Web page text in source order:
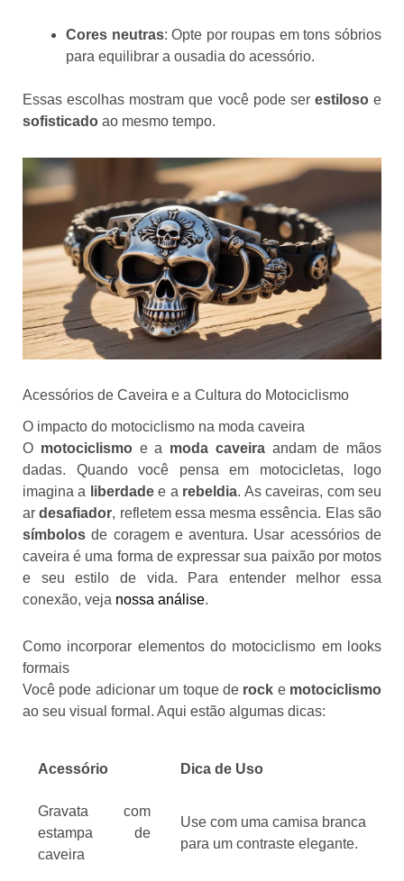
Cores neutras: Opte por roupas em tons sóbrios
para equilibrar a ousadia do acessório.
Essas escolhas mostram que você pode ser estilosoe
sofisticado ao mesmo tempo.
Acessórios de Caveira e a Cultura do Motociclismo
O impacto do motociclismo na moda caveira
O motociclismoe a moda caveiraandam de mãos
dadas. Quando você pensa em motocicletas, logo
imagina a
liberdadee a rebeldia. As caveiras, com seu
ardesafiador, refletem essa mesma essência. Elas são
símbolos de coragem e aventura. Usar acessórios de
caveira é uma forma de expressar sua paixão por motos
e seu estilo de vida. Para entender melhor essa
conexão, veja nossa análise.
Como incorporar elementos do motociclismo em looks
formais
Você pode adicionar um toque de rock e motociclismo
ao seu visual formal. Aqui estão algumas dicas:
Acessório Dica de Uso
Gravata com
estampa de
caveira
Use com uma camisa branca
para um contraste elegante.